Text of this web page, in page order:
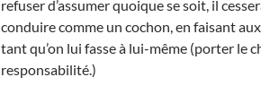
refuser d’assumer quoique se soit, il
conduire comme un cochon, en faisant
tant qu’on lui fasse à lui-même (porter le
responsabilité.)